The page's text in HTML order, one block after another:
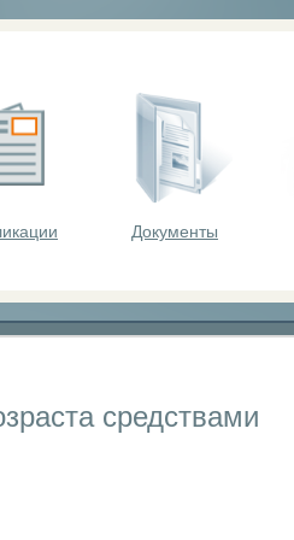
Документы
средствами